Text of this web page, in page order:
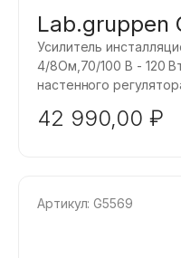
Lab.gruppen
Усилитель
4/8Ом,70/100 B - 120
настенного
42 990,00 ₽
Артикул: G5569